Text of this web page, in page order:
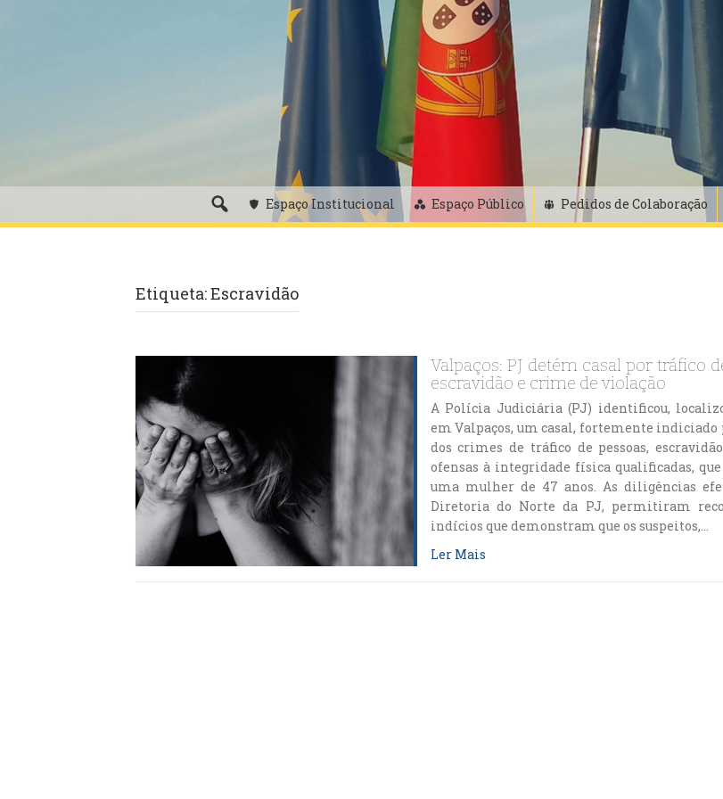
Espaço Institucional Espaço Público Pedidos de Colaboração
Etiqueta:Escravidão
Valpaços: PJ detém casal por tráfico
escravidão e crime de violação
A Polícia Judiciária (PJ) identificou,
em Valpaços, um casal, fortemente
dos crimes de tráfico de pessoas,
ofensas à integridade física qualificadas,
uma mulher de 47 anos. As diligências
Diretoria do Norte da PJ, permitiram
indícios que demonstram que os suspeitos,…
Ler Mais